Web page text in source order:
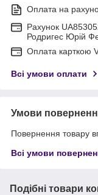
Оплата на
Рахунок
Родригес Юрій
Оплата карткою
Всі умови оплати
Умови
Повернення товару
Всі умови
Подібні товари